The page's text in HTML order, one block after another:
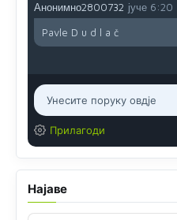
Анонимно2800732 јуче 6:20
Pavle D u d l a č
Прилагоди
Најаве